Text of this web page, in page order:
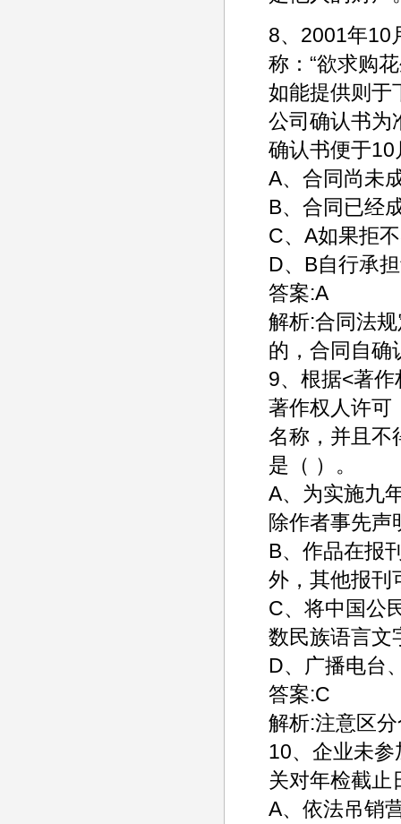
8、2001年10
称：“欲求购
如能提供则于
公司确认书为
确认书便于
A、合同尚未
B、合同已经
C、A如果拒
D、B自行承
答案:A
解析:合同法
的，合同自确
9、根据<著
著作权人许可
名称，并且不
是（ ）。
A、为实施九
除作者事先声
B、作品在报
外，其他报刊
C、将中国公
数民族语言文
D、广播电台
答案:C
解析:注意区
10、企业未
关对年检截止
A、依法吊销